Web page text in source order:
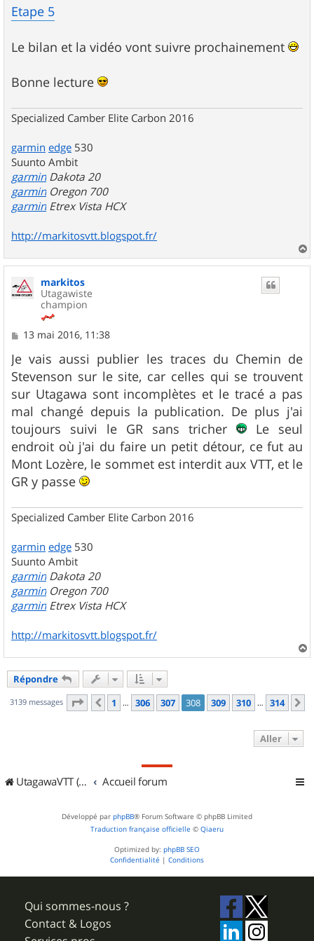
Etape 5
Le bilan et la vidéo vont suivre prochainement
Bonne lecture
Specialized Camber Elite Carbon 2016
garmin edge 530
Suunto Ambit
garmin Dakota 20
garmin Oregon 700
garmin Etrex Vista HCX
http://markitosvtt.blogspot.fr/
a
markitos
Utagawiste
champion
M
s
s
a
g
e
13 mai 2016, 11:38
Je vais aussi publier les traces du Chemin de
Stevenson sur le site, car celles qui se trouvent
sur Utagawa sont incomplètes et le tracé a pas
mal changé depuis la publication. De plus j'ai
toujours suivi le GR sans tricher
Le seul
endroit où j'ai du faire un petit détour, ce fut au
Mont Lozère, le sommet est interdit aux VTT, et le
GR y passe
Specialized Camber Elite Carbon 2016
garmin edge 530
Suunto Ambit
garmin Dakota 20
garmin Oregon 700
garmin Etrex Vista HCX
http://markitosvtt.blogspot.fr/
a
Répondre
3139 messages Page 308 sur314
Précédent
1 … 306 307 308 309 310 … 314
Aller
UtagawaVTT (Randos VTT et VTTAE avec traces GPS) Accueil forum
Développé par phpBB® Forum Software © phpBB Limited
Traduction française officielle © Qiaeru
Optimized by: phpBB SEO
Confidentialité | Conditions
Qui sommes-nous ?
Contact & Logos